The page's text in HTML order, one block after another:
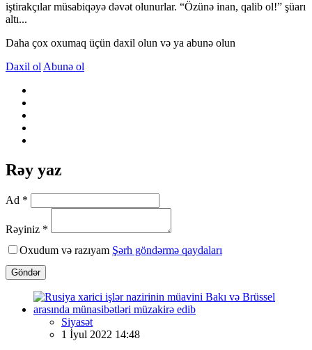
iştirakçılar müsabiqəyə dəvət olunurlar. “Özünə inan, qalib ol!” şüarı
altı...
Daha çox oxumaq üçün daxil olun və ya abunə olun
Daxil ol Abunə ol
Rəy yaz
Ad *
Rəyiniz *
Oxudum və razıyam Şərh göndərmə qaydaları
Göndər
Siyasət
1 İyul 2022 14:48